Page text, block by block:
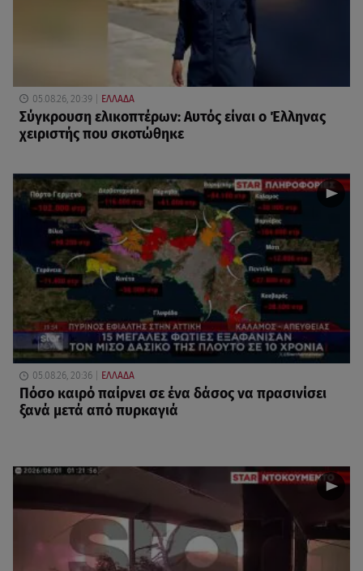
05.08.26, 20:39 ΕΛΛΑΔΑ
Σύγκρουση ελικοπτέρων: Αυτός είναι ο Έλληνας
χειριστής που σκοτώθηκε
05.08.26, 20:36 ΕΛΛΑΔΑ
Πόσο καιρό παίρνει σε ένα δάσος να πρασινίσει
ξανά μετά από πυρκαγιά